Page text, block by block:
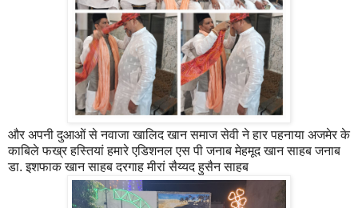
और अपनी दुआओं से नवाजा खालिद खान समाज सेवी ने हार पहनाया अजमेर के
काबिले फख्र हस्तियां हमारे एडिशनल एस पी जनाब मेहमूद खान साहब जनाब
डा. इशफाक खान साहब दरगाह मीरां सैय्यद हुसैन साहब